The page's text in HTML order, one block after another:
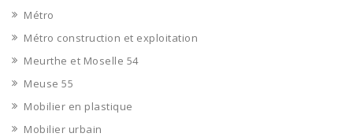
Métro
Métro construction et exploitation
Meurthe et Moselle 54
Meuse 55
Mobilier en plastique
Mobilier urbain